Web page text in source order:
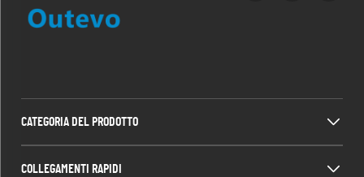
CATEGORIA DEL PRODOTTO
COLLEGAMENTI RAPIDI